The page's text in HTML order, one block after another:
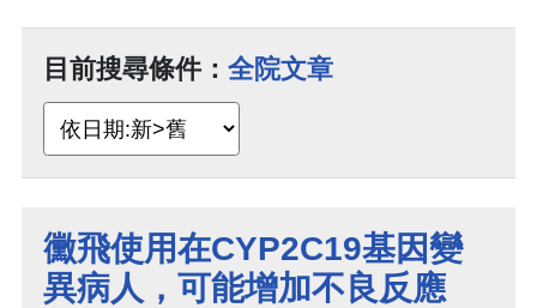
目前搜尋條件： 全院文章
黴飛使用在CYP2C19基因變
異病人，可能增加不良反應